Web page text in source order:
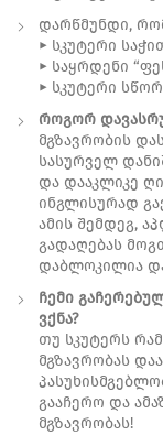
დარწმუნდი,
► სკუტერი
► საყრდენი
► სკუტერი
როგორ
მგზავრობის
სასურველ
და დააკლიკე
ინგლისურად
ამის შემდეგ,
გადაღებას
დაბლოკილია
ჩემი
ვქნა?
თუ სკუტერს
მგზავრობას
გააჩერო და
მგზავრობას!